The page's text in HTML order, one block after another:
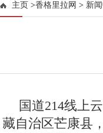
法治迪庆
主页 >香格里拉网 > 新
国道214线上
藏自治区芒康县